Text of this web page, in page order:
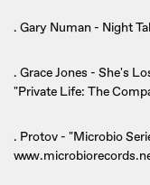
. Gary Numan - Night
. Grace Jones - She's
"Private Life: The
. Protov - "Microbio